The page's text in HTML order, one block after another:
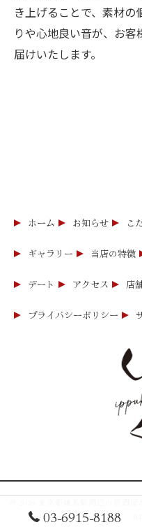
き上げることで、素材
りや心地良い音が、お
届けいたします。
03-6915-8188
ホーム お知らせ こ
ギャラリー 当店の特徴
デート アクセス 店
プライバシーポリシー